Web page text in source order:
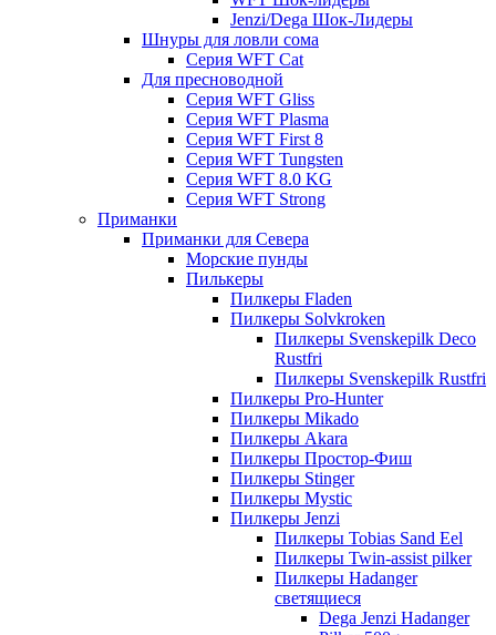
Jenzi/Dega Шок-Лидеры
Шнуры для ловли сома
Серия WFT Cat
Для пресноводной
Серия WFT Gliss
Серия WFT Plasma
Серия WFT First 8
Серия WFT Tungsten
Серия WFT 8.0 KG
Серия WFT Strong
Приманки
Приманки для Севера
Морские пунды
Пилькеры
Пилкеры Fladen
Пилкеры Solvkroken
Пилкеры Svenskepilk Deco
Rustfri
Пилкеры Svenskepilk Rustfri
Пилкеры Pro-Hunter
Пилкеры Mikado
Пилкеры Akara
Пилкеры Простор-Фиш
Пилкеры Stinger
Пилкеры Mystic
Пилкеры Jenzi
Пилкеры Tobias Sand Eel
Пилкеры Twin-assist pilker
Пилкеры Hadanger
светящиеся
Dega Jenzi Hadanger